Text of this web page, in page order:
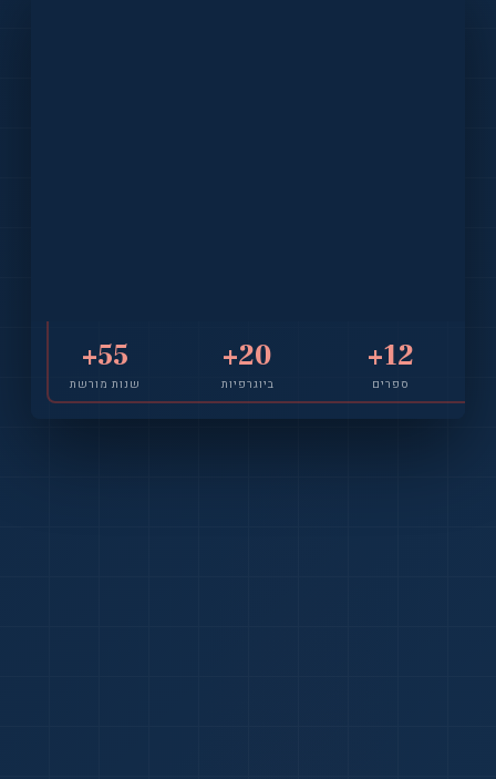
12+
ספרים
20+
ביוגרפיות
55+
שנות מורשת